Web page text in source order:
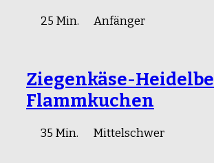
25 Min. Anfänger
Ziegenkäse-
Flammkuchen
35 Min. Mittelschwer